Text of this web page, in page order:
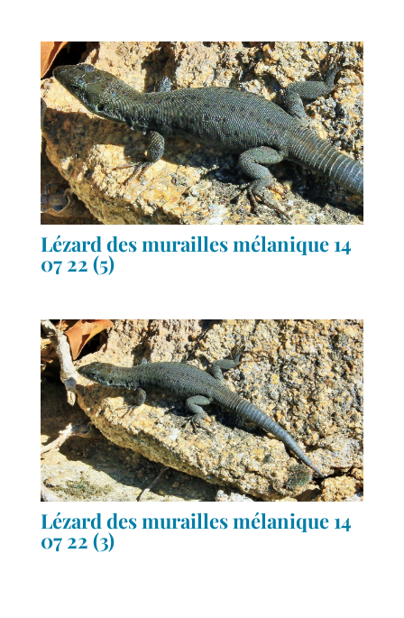
Lézard des murailles mélanique 14
07 22 (5)
Lézard des murailles mélanique 14
07 22 (3)